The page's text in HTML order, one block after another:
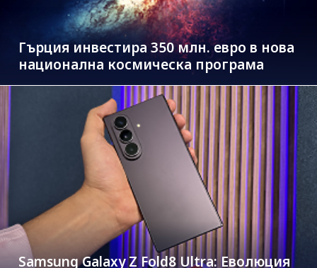
Гърция инвестира 350 млн. евро в нова
национална космическа програма
Samsung Galaxy Z Fold8 Ultra: Еволюция